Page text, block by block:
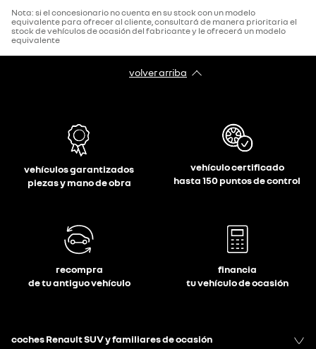
Nota: si el concesionario no cuenta en su stock con un modelo
equivalente para ofrecer al cliente, consultará de manera prioritaria el
stock de vehículos de ocasión del fabricante y le ofrecerá un modelo
equivalente
volver arriba
vehículos garantizados
piezas y mano de obra
vehículo certificado
hasta 150 puntos de control
recompra
de tu antiguo vehículo
financia
tu vehículo de ocasión
coches Renault SUV y familiares de ocasión